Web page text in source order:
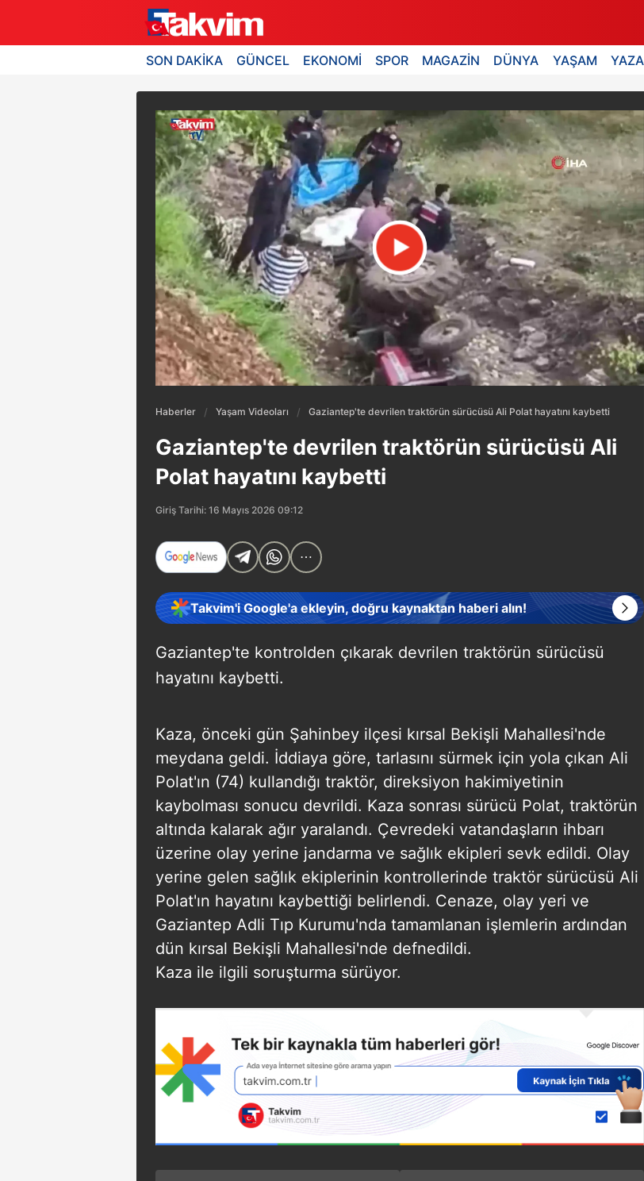
SON DAKİKA GÜNCEL EKONOMİ SPOR MAGAZİN DÜNYA YAŞAM
Haberler Yaşam Videoları Gaziantep'te devrilen traktörün sürücüsü Ali Polat hayatını kaybetti
Gaziantep'te devrilen traktörün sürücüsü Ali
Polat hayatını kaybetti
Giriş Tarihi: 16 Mayıs 2026 09:12
Takvim'i Google'a ekleyin, doğru kaynaktan haberi alın!
Gaziantep'te kontrolden çıkarak devrilen traktörün sürücüsü
hayatını kaybetti.
Kaza, önceki gün Şahinbey ilçesi kırsal Bekişli Mahallesi'nde
meydana geldi. İddiaya göre, tarlasını sürmek için yola çıkan Ali
Polat'ın (74) kullandığı traktör, direksiyon hakimiyetinin
kaybolması sonucu devrildi. Kaza sonrası sürücü Polat, traktörün
altında kalarak ağır yaralandı. Çevredeki vatandaşların ihbarı
üzerine olay yerine jandarma ve sağlık ekipleri sevk edildi. Olay
yerine gelen sağlık ekiplerinin kontrollerinde traktör sürücüsü Ali
Polat'ın hayatını kaybettiği belirlendi. Cenaze, olay yeri ve
Gaziantep Adli Tıp Kurumu'nda tamamlanan işlemlerin ardından
dün kırsal Bekişli Mahallesi'nde defnedildi.
Kaza ile ilgili soruşturma sürüyor.